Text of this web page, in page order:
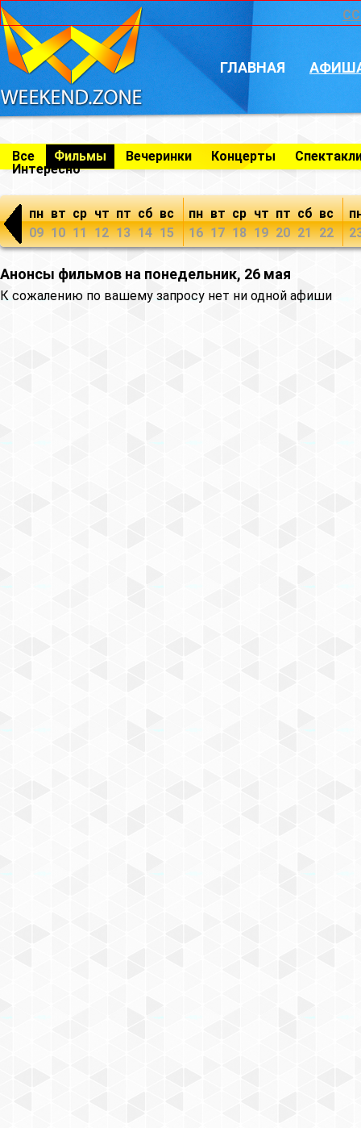
ГЛАВНАЯ
Все Фильмы Вечеринки Концерты
Интересно
пн
09
вт
10
ср
11
чт
12
пт
13
сб
14
вс
15
пн
16
вт
17
ср
18
чт
19
пт
20
сб
21
вс
22
Анонсы фильмов на понедельник, 26 мая
К сожалению по вашему запросу нет ни одной афиши